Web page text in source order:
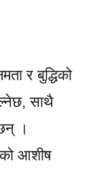
र बुद्धिको
साथै
।
आशीष